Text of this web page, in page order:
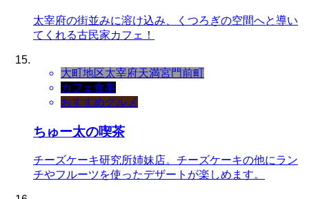
太宰府の街並みに溶け込み、くつろぎの空間へと導い
てくれる古民家カフェ！
大町地区太宰府天満宮門前町
カフェ食事
おすすめグルメ
ちゅー太の喫茶
チーズケーキ研究所姉妹店。チーズケーキの他にラン
チやフルーツを使ったデザートが楽しめます。